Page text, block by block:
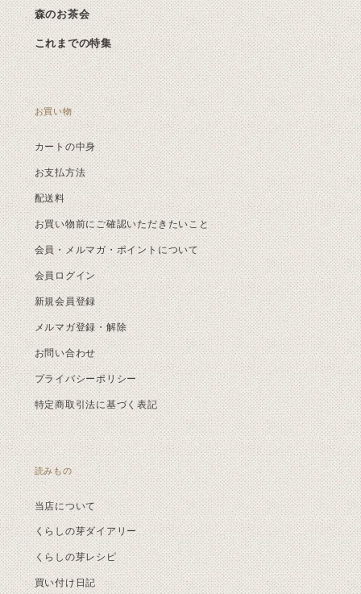
森のお茶会
これまでの特集
お買い物
カートの中身
お支払方法
配送料
お買い物前にご確認いただきたいこと
会員・メルマガ・ポイントについて
会員ログイン
新規会員登録
メルマガ登録・解除
お問い合わせ
プライバシーポリシー
特定商取引法に基づく表記
読みもの
当店について
くらしの芽ダイアリー
くらしの芽レシピ
買い付け日記